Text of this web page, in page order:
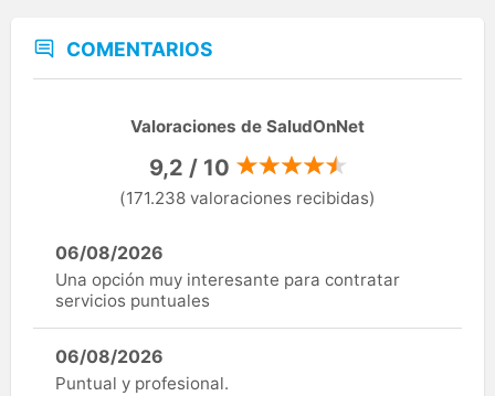
COMENTARIOS
Valoraciones de SaludOnNet
9,2 / 10
(171.238 valoraciones recibidas)
06/08/2026
Una opción muy interesante para contratar
servicios puntuales
06/08/2026
Puntual y profesional.